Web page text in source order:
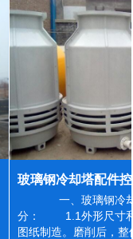
一、玻璃钢冷
分： 1.1外形尺寸和
图纸制造。磨削后，